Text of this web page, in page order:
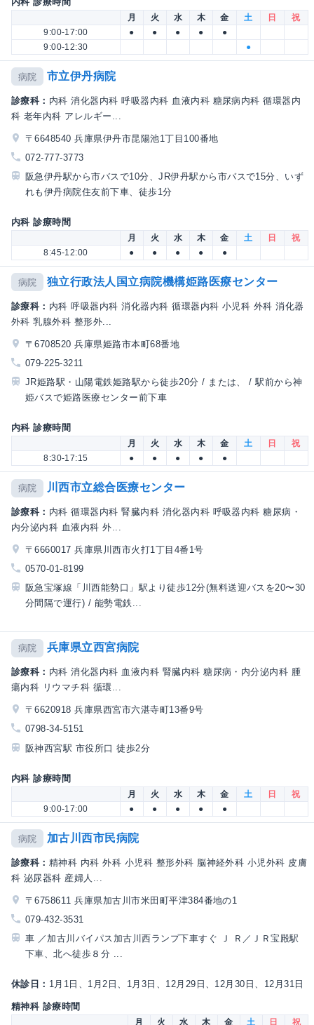
月 火 水 木 金 土 日
祝
9:00-17:00
● ● ● ●
●
9:00-12:30
●
病院 市立伊丹病院
診療科： 内科 消化器内科 呼吸器内科 血液内科 糖尿病内科 循環器内
科 老年内科 アレルギー...
〒6648540 兵庫県伊丹市昆陽池1丁目100番地
072-777-3773
阪急伊丹駅から市バスで10分、JR伊丹駅から市バスで15分、いず
れも伊丹病院住友前下車、徒歩1分
内科 診療時間
月 火 水 木 金 土 日
祝
8:45-12:00
● ● ● ● ●
病院 独立行政法人国立病院機構姫路医療センター
診療科： 内科 呼吸器内科 消化器内科 循環器内科 小児科 外科 消化器
外科 乳腺外科 整形外...
〒6708520 兵庫県姫路市本町68番地
079-225-3211
JR姫路駅・山陽電鉄姫路駅から徒歩20分 / または、 / 駅前から神
姫バスで姫路医療センター前下車
内科 診療時間
月 火 水 木 金 土 日
祝
8:30-17:15
● ● ● ● ●
病院 川西市立総合医療センター
診療科： 内科 循環器内科 腎臓内科 消化器内科 呼吸器内科 糖尿病・
内分泌内科 血液内科 外...
〒6660017 兵庫県川西市火打1丁目4番1号
0570-01-8199
阪急宝塚線「川西能勢口」駅より徒歩12分(無料送迎バスを20〜30
分間隔で運行) / 能勢電鉄...
病院 兵庫県立西宮病院
診療科： 内科 消化器内科 血液内科 腎臓内科 糖尿病・内分泌内科 腫
瘍内科 リウマチ科 循環...
〒6620918 兵庫県西宮市六湛寺町13番9号
0798-34-5151
阪神西宮駅 市役所口 徒歩2分
内科 診療時間
月 火 水 木 金 土 日
祝
9:00-17:00
● ● ● ● ●
病院 加古川西市民病院
診療科： 精神科 内科 外科 小児科 整形外科 脳神経外科 小児外科 皮膚
科 泌尿器科 産婦人...
〒6758611 兵庫県加古川市米田町平津384番地の1
079-432-3531
車 ／加古川バイパス加古川西ランプ下車すぐ Ｊ Ｒ／ＪＲ宝殿駅
下車、北へ徒歩８分 ...
休診日： 1月1日、1月2日、1月3日、12月29日、12月30日、12月31日
精神科 診療時間
月 火 水 木 金 土 日 祝